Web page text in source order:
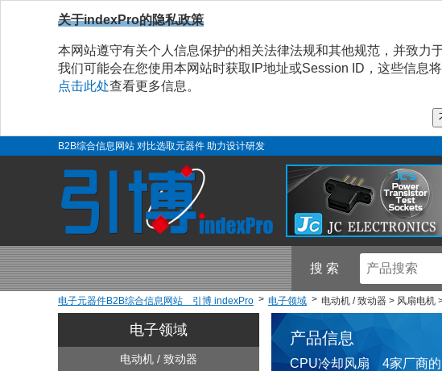
关于indexPro的隐私政策
本网站遵守有关个人信息保护的相关法律法规和其他规范，并致力
我们可能会在您使用本网站时获取IP地址或Session ID，这些信息
点击此处查看更多信息。
B2B综合信息网站 对比选取元器件 助力设计研发
搜 索
电子元器件B2B综合信息网站 引博 indexPro 电子领域 电动机 / 致动器 > 风扇电机
电子领域
电动机 / 致动器
产品信息
CPU冷却风扇 4家厂商的